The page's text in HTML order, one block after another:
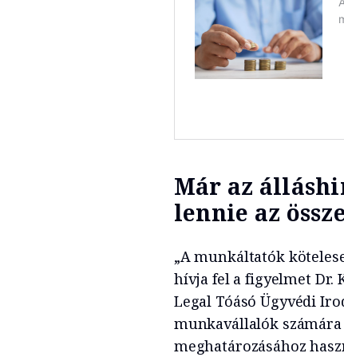
Már az
lennie az
„A munkáltatók
hívja fel a figyelmet Dr.
Legal Tóásó Ügyvédi
munkavállalók
meghatározásához